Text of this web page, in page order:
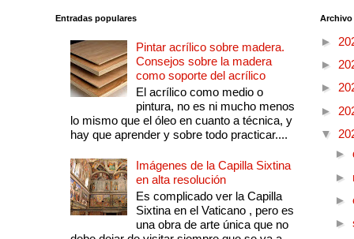
Entradas populares
Pintar acrílico sobre madera.
Consejos sobre la madera
como soporte del acrílico
El acrílico como medio o
pintura, no es ni mucho menos
lo mismo que el óleo en cuanto a técnica, y
hay que aprender y sobre todo practicar....
Imágenes de la Capilla Sixtina
en alta resolución
Es complicado ver la Capilla
Sixtina en el Vaticano , pero es
una obra de arte única que no
►
►
►
►
▼
►
►
►
►